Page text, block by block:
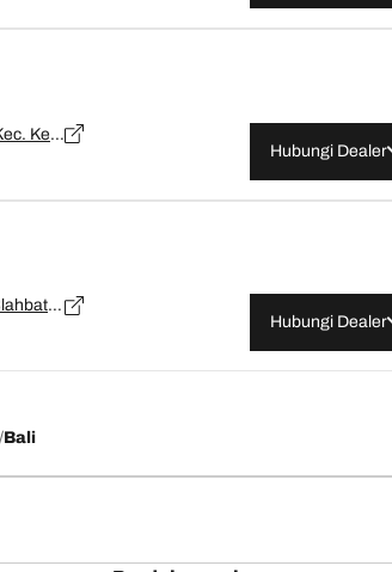
Jl. Dr. Ir. Soekarno, Banjar Anyar, Kec. Kediri, Kabupaten Tabanan, Bali 82121, Bali, Tabanan - 82161
Hubungi Dealer
Jl. Udayana No.92, Buruan, Kec. Blahbatuh, Kabupaten Gianyar, Bali 80581, Bali, Gianyar - 80581
Hubungi Dealer
Bali